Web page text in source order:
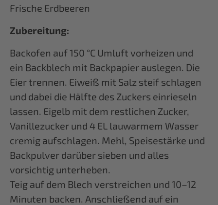
Frische Erdbeeren
Zubereitung:
Backofen auf 150 °C Umluft vorheizen und
ein Backblech mit Backpapier auslegen. Die
Eier trennen. Eiweiß mit Salz steif schlagen
und dabei die Hälfte des Zuckers einrieseln
lassen. Eigelb mit dem restlichen Zucker,
Vanillezucker und 4 EL lauwarmem Wasser
cremig aufschlagen. Mehl, Speisestärke und
Backpulver darüber sieben und alles
vorsichtig unterheben.
Teig auf dem Blech verstreichen und 10–12
Minuten backen. Anschließend auf ein